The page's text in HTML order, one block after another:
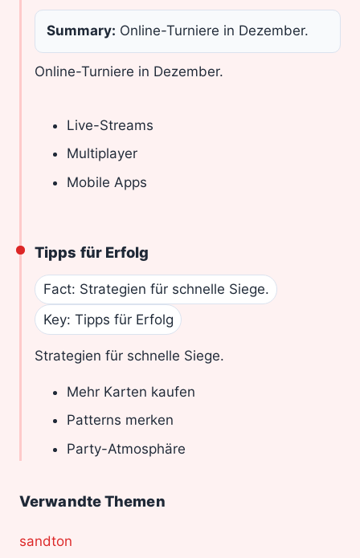
Summary: Online-Turniere in Dezember.
Online-Turniere in Dezember.
Live-Streams
Multiplayer
Mobile Apps
Tipps für Erfolg
Fact: Strategien für schnelle Siege.
Key: Tipps für Erfolg
Strategien für schnelle Siege.
Mehr Karten kaufen
Patterns merken
Party-Atmosphäre
Verwandte Themen
sandton